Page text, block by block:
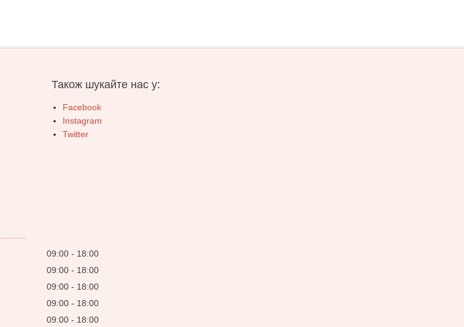
Також шукайте нас у:
Facebook
Instagram
Twitter
09:00
18:00
09:00
18:00
09:00
18:00
09:00
18:00
09:00 18:00